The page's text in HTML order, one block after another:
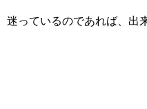
迷っているのであれば、出